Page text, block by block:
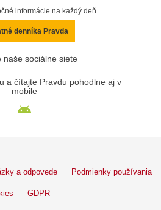
informácie na každý deň
denníka Pravda
naše sociálne siete
a čítajte Pravdu pohodlne aj v
mobile
a odpovede Podmienky používania
GDPR